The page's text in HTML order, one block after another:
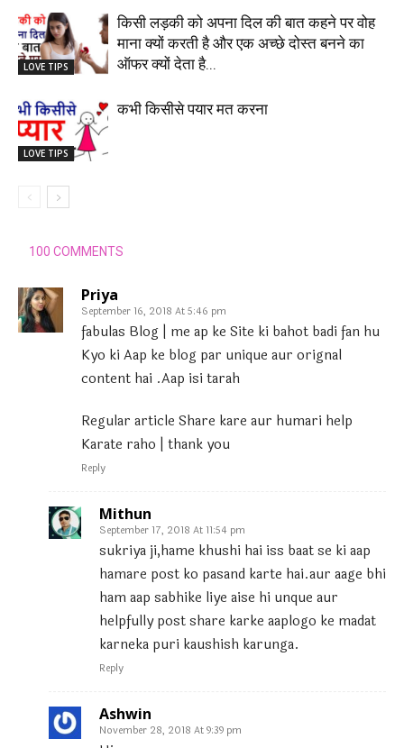
LOVE TIPS
किसी लड़की को अपना दिल की बात कहने पर वोह
माना क्यों करती है और एक अच्छे दोस्त बनने का
ऑफर क्यों देता है...
LOVE TIPS
कभी किसीसे पयार मत करना
100 COMMENTS
Priya
September 16, 2018 At 5:46 pm
fabulas Blog | me ap ke Site ki bahot badi fan hu
Kyo ki Aap ke blog par unique aur orignal
content hai .Aap isi tarah
Regular article Share kare aur humari help
Karate raho | thank you
Reply
Mithun
September 17, 2018 At 11:54 pm
sukriya ji,hame khushi hai iss baat se ki aap
hamare post ko pasand karte hai.aur aage bhi
ham aap sabhike liye aise hi unque aur
helpfully post share karke aaplogo ke madat
karneka puri kaushish karunga.
Reply
Ashwin
November 28, 2018 At 9:39 pm